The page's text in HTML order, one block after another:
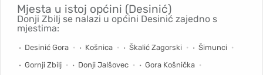
Mjesta u istoj općini (Desinić)
Donji Zbilj se nalazi u općini Desinić zajedno s
mjestima:
Desinić Gora Košnica Škalić Zagorski
Šimunci
Gornji Zbilj
Donji Jalšovec
Gora Košnička